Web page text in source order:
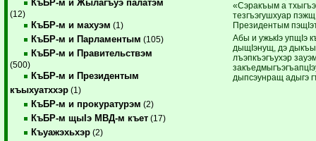
КъБР-м и Жылагъуэ палатэм
(12)
КъБР-м и махуэм (1)
КъБР-м и Парламентым (105)
КъБР-м и Правительствэм
(500)
КъБР-м и Президентым
къыхуатххэр (1)
КъБР-м и прокуратурэм (2)
КъБР-м щыIэ МВД-м къет (17)
Къуажэхьхэр (2)
«Сэракъым а
тезгъэгушхуар
Президентым
Абы и ужькIэ упщIэ
дыщIэнущ, дэ
лъэпкъэгъухэр
дыпсэунращ адыгэ